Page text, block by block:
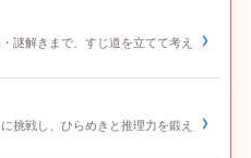
謎解きまで、すじ道を立てて考え
›
挑戦し、ひらめきと推理力を鍛え
›